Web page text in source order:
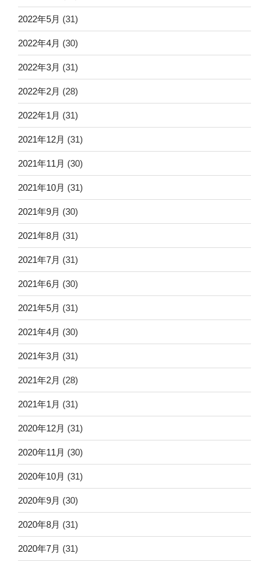
2022年5月 (31)
2022年4月 (30)
2022年3月 (31)
2022年2月 (28)
2022年1月 (31)
2021年12月 (31)
2021年11月 (30)
2021年10月 (31)
2021年9月 (30)
2021年8月 (31)
2021年7月 (31)
2021年6月 (30)
2021年5月 (31)
2021年4月 (30)
2021年3月 (31)
2021年2月 (28)
2021年1月 (31)
2020年12月 (31)
2020年11月 (30)
2020年10月 (31)
2020年9月 (30)
2020年8月 (31)
2020年7月 (31)